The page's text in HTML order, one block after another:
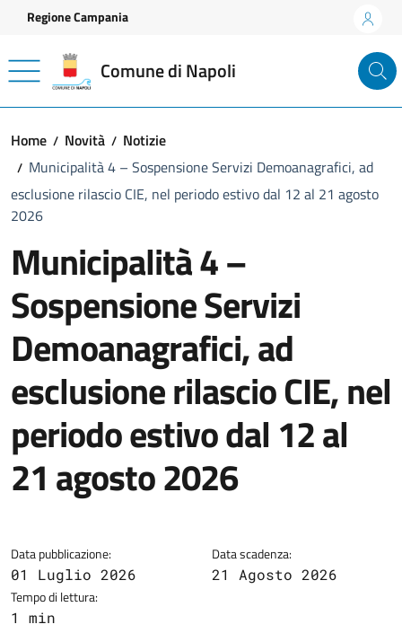
Vai ai contenuti
Vai al footer
Regione Campania
Comune di Napoli
Home Novità
Notizie
Municipalità 4 – Sospensione Servizi Demoanagrafici, ad
esclusione rilascio CIE, nel periodo estivo dal 12 al 21 agosto
2026
Municipalità 4 –
Sospensione Servizi
Demoanagrafici, ad
esclusione rilascio CIE, nel
periodo estivo dal 12 al
21 agosto 2026
Data pubblicazione:
01 Luglio 2026
Data scadenza:
21 Agosto 2026
Tempo di lettura:
1 min